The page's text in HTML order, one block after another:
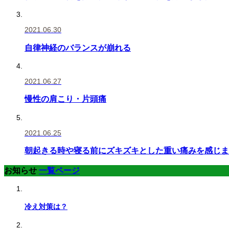
2021.06.30
自律神経のバランスが崩れる
2021.06.27
慢性の肩こり・片頭痛
2021.06.25
朝起きる時や寝る前にズキズキとした重い痛みを感じ
お知らせ 一覧ページ
冷え対策は？